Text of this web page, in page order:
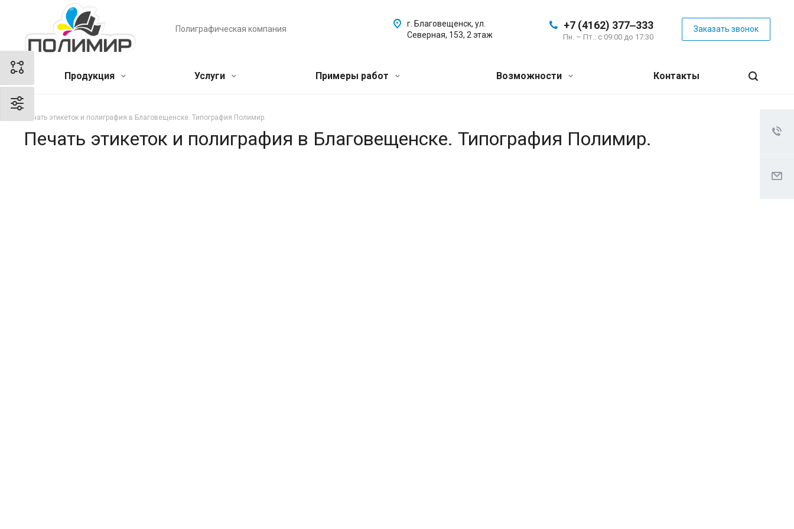
Полиграфическая компания +7 (4162) 377‒333
Пн. – Пт.: с 09:00 до 17:30
Заказать звонок
г. Благовещенск, ул.
Северная, 153, 2 этаж
Продукция Услуги Примеры работ Возможности Контакты
Печать этикеток и полиграфия в Благовещенске. Типография Полимир.
Печать этикеток и полиграфия в Благовещенске. Типография Полимир.